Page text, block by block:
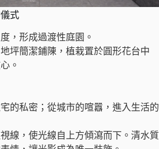
式
，形成過渡性庭園。
坪簡潔鋪陳，植栽置於圓形花台中
。
的私密；從城市的喧囂，進入生活的
線，使光線自上方傾瀉而下。清水質